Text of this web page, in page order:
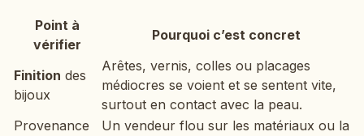
Point à
vérifier
Pourquoi c’est concret
Finition des
bijoux
Arêtes, vernis, colles ou placages
médiocres se voient et se sentent vite,
surtout en contact avec la peau.
Provenance
Un vendeur flou sur les matériaux ou la